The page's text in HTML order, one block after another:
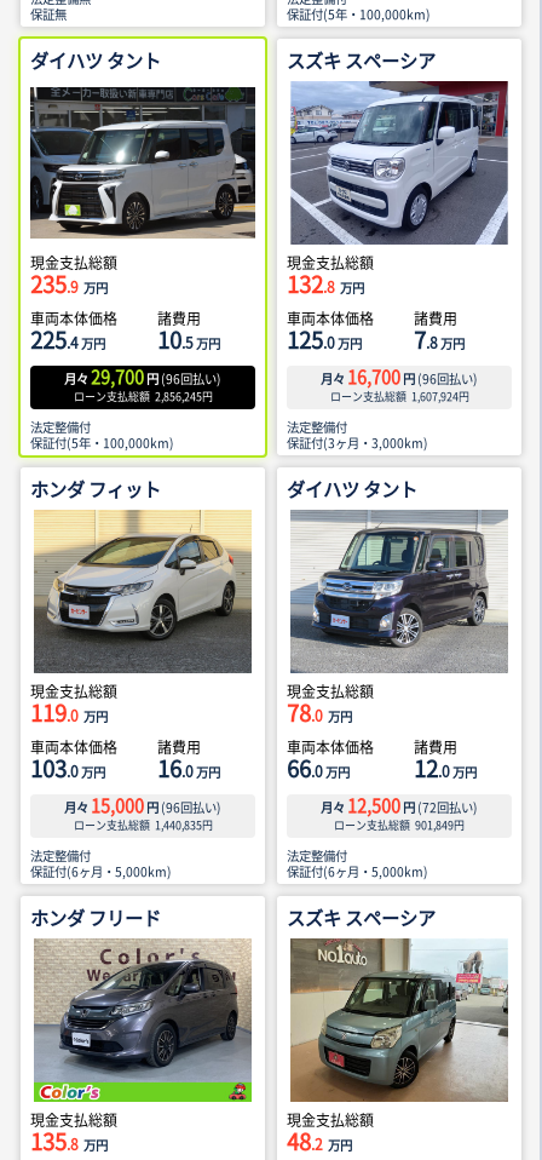
保証無
保証付(5年・100,000km)
ダイハツ タント
現金支払総額
235.9 万円
車両本体価格
225.4万円
諸費用
10.5万円
月々 29,700 円 (96回払い)
ローン支払総額 2,856,245円
法定整備付
保証付(5年・100,000km)
スズキ スペーシア
現金支払総額
132.8 万円
車両本体価格
125.0万円
諸費用
7.8万円
月々 16,700 円 (96回払い)
ローン支払総額 1,607,924円
法定整備付
保証付(3ヶ月・3,000km)
ホンダ フィット
現金支払総額
119.0 万円
車両本体価格
103.0万円
諸費用
16.0万円
月々 15,000 円 (96回払い)
ローン支払総額 1,440,835円
法定整備付
保証付(6ヶ月・5,000km)
ダイハツ タント
現金支払総額
78.0 万円
車両本体価格
66.0万円
諸費用
12.0万円
月々 12,500 円 (72回払い)
ローン支払総額 901,849円
法定整備付
保証付(6ヶ月・5,000km)
ホンダ フリード
現金支払総額
135.8 万円
スズキ スペーシア
現金支払総額
48.2 万円